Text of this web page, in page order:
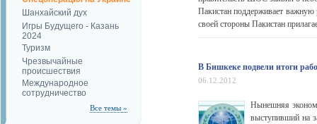
Шанхайский дух
Игры Будущего - Казань
2024
Туризм
Чрезвычайные
происшествия
Международное
сотрудничество
Все темы »
Пакистан поддерживает важную
своей стороны Пакистан
В Бишкеке подвели итоги
06.12.2012
Нынешняя
выступивший на